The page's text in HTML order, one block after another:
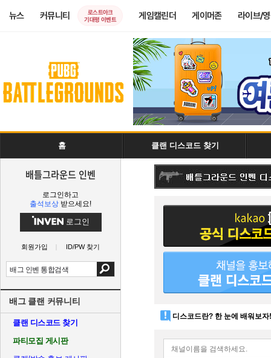
뉴스 커뮤니티
로스트아크
기대평 이벤트
게임캘린더 게이머존 라이브/
홈 클랜 디스코드 찾기
배틀그라운드 인벤
로그인하고
출석보상 받으세요!
로그인
회원가입 ID/PW 찾기
배그 클랜 커뮤니티
클랜 디스코드 찾기
파티모집 게시판
디스코드란? 한 눈에 배워보자!